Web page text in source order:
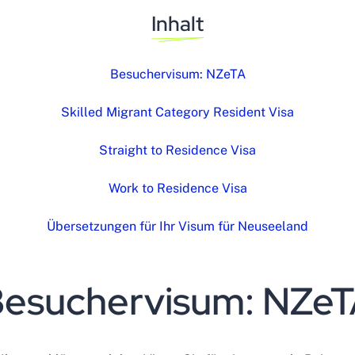
Inhalt
Besuchervisum: NZeTA
Skilled Migrant Category Resident Visa
Straight to Residence Visa
Work to Residence Visa
Übersetzungen für Ihr Visum für Neuseeland